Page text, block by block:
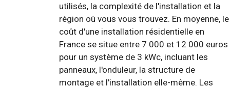
utilisés, la complexité de l'installation et la
région où vous vous trouvez. En moyenne, le
coût d'une installation résidentielle en
France se situe entre 7 000 et 12 000 euros
pour un système de 3 kWc, incluant les
panneaux, l'onduleur, la structure de
montage et l'installation elle-même. Les